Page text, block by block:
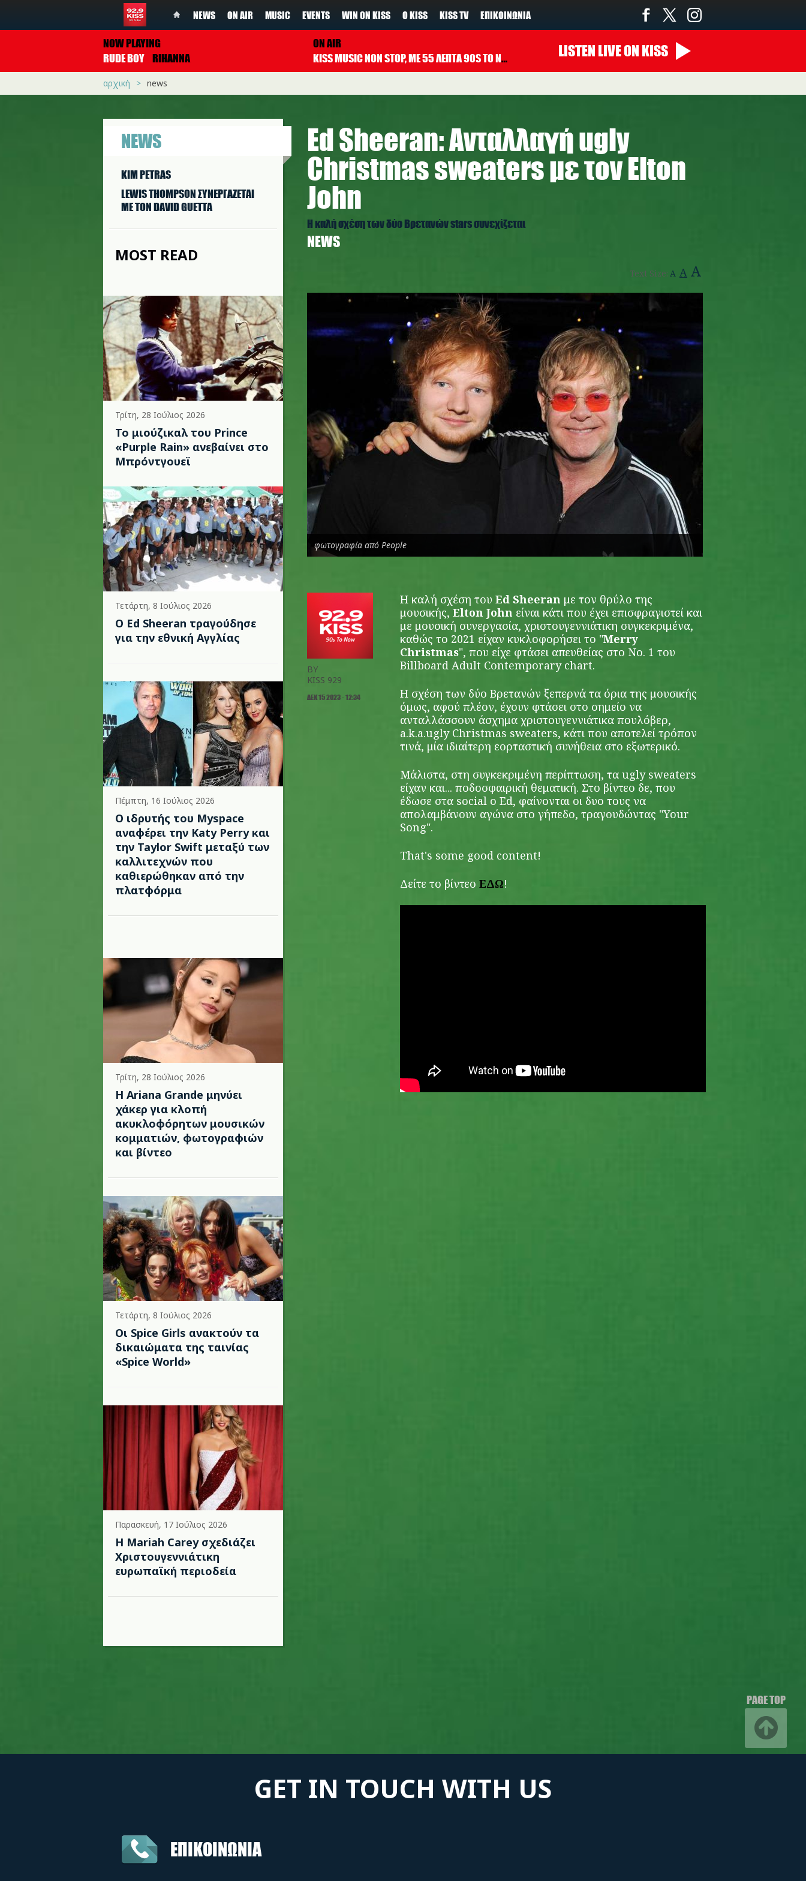
NEWS ON AIR MUSIC EVENTS WIN ON KISS Ο KISS KISS TV ΕΠΙΚΟΙΝΩΝΊΑ
NOW PLAYING
RUDE BOY RIHANNA
ON AIR
KISS MUSIC NON STOP, ΜΕ 55 ΛΕΠΤΑ 90S TO NOW ΚΑΘΕ ΩΡΑ
00:00 - 07:00
LISTEN LIVEON KISS
αρχική news
NEWS
KIM PETRAS
LEWIS THOMPSON ΣΥΝΕΡΓAΖΕΤΑΙ
ΜΕ ΤΟΝ DAVID GUETTA
MOST READ
Τρίτη, 28 Ιούλιος 2026
Το μιούζικαλ του Prince
«Purple Rain» ανεβαίνει στο
Μπρόντγουεϊ
Τετάρτη, 8 Ιούλιος 2026
Ο Ed Sheeran τραγούδησε
για την εθνική Αγγλίας
Πέμπτη, 16 Ιούλιος 2026
Ο ιδρυτής του Myspace
αναφέρει την Katy Perry και
την Taylor Swift μεταξύ των
καλλιτεχνών που
καθιερώθηκαν από την
πλατφόρμα
Τρίτη, 28 Ιούλιος 2026
Η Ariana Grande μηνύει
χάκερ για κλοπή
ακυκλοφόρητων μουσικών
κομματιών, φωτογραφιών
και βίντεο
Τετάρτη, 8 Ιούλιος 2026
Οι Spice Girls ανακτούν τα
δικαιώματα της ταινίας
«Spice World»
Παρασκευή, 17 Ιούλιος 2026
Η Mariah Carey σχεδιάζει
Χριστουγεννιάτικη
ευρωπαϊκή περιοδεία
Ed Sheeran: Ανταλλαγή ugly
Christmas sweaters με τον Elton
John
Η καλή σχέση των δύο Βρετανών stars συνεχίζεται
NEWS
Text Size: A A A
e.jpg
φωτογραφία από People
BY
KISS 929
ΔΕΚ 15 2023 - 12:34
Η καλή σχέση του Ed Sheeran με τον θρύλο της
μουσικής, Elton John είναι κάτι που έχει επισφραγιστεί και
με μουσική συνεργασία, χριστουγεννιάτικη συγκεκριμένα,
καθώς το 2021 είχαν κυκλοφορήσει το "Merry
Christmas", που είχε φτάσει απευθείας στο No. 1 του
Billboard Adult Contemporary chart.
Η σχέση των δύο Βρετανών ξεπερνά τα όρια της μουσικής
όμως, αφού πλέον, έχουν φτάσει στο σημείο να
ανταλλάσσουν άσχημα χριστουγεννιάτικα πουλόβερ,
a.k.a.ugly Christmas sweaters, κάτι που αποτελεί τρόπον
τινά, μία ιδιαίτερη εορταστική συνήθεια στο εξωτερικό.
Μάλιστα, στη συγκεκριμένη περίπτωση, τα ugly sweaters
είχαν και... ποδοσφαιρική θεματική. Στο βίντεο δε, που
έδωσε στα social ο Ed, φαίνονται οι δυο τους να
απολαμβάνουν αγώνα στο γήπεδο, τραγουδώντας "Your
Song".
That's some good content!
Δείτε το βίντεο ΕΔΩ!
PAGE TOP
GET IN TOUCH WITH US
ΕΠΙΚΟΙΝΩΝΙΑ